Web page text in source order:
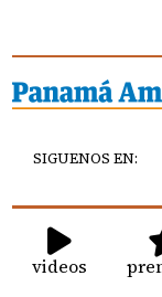
SIGUENOS EN:
videos